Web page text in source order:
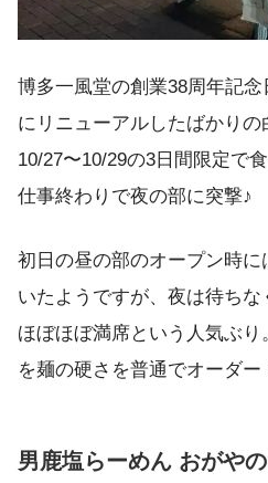
博多一風堂の創業38周年記念
にリニューアルしたばかり
10/27〜10/29の3日間限定で
仕事終わりで夜の部に突撃♪
初日の昼の部のオープン時
いたようですが、夜は待ち
ほぼほぼ満席という人気ぶ
を麺の硬さを普通でオーダー
男鹿塩らーめん おがや